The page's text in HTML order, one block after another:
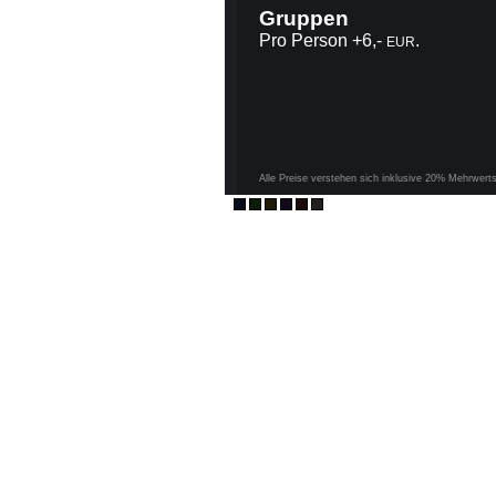
Gruppen
Pro Person +6,- EUR.
Alle Preise verstehen sich inklusive 20%